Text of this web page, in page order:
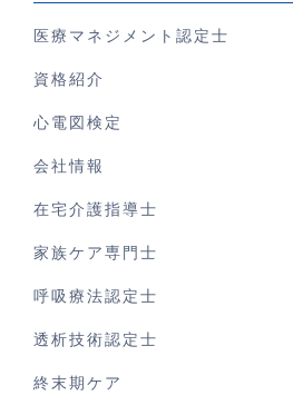
医療マネジメント認定士
資格紹介
心電図検定
会社情報
在宅介護指導士
家族ケア専門士
呼吸療法認定士
透析技術認定士
終末期ケア